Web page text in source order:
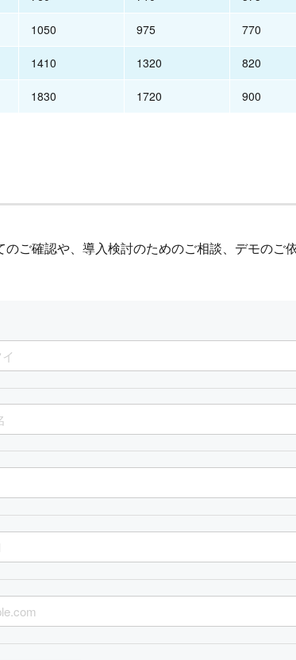
1050 975 770
1410 1320 820
1830 1720 900
ご確認や、導入検討のためのご相談、デモのご